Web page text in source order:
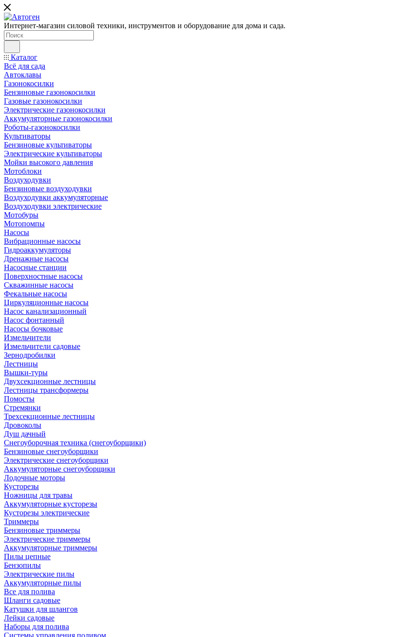
Интернет-магазин силовой техники, инструментов и оборудование для дома и сада.
Каталог
Всё для сада
Автоклавы
Газонокосилки
Бензиновые газонокосилки
Газовые газонокосилки
Электрические газонокосилки
Аккумуляторные газонокосилки
Роботы-газонокосилки
Культиваторы
Бензиновые культиваторы
Электрические культиваторы
Мойки высокого давления
Мотоблоки
Воздуходувки
Бензиновые воздуходувки
Воздуходувки аккумуляторные
Воздуходувки электрические
Мотобуры
Мотопомпы
Насосы
Вибрационные насосы
Гидроаккумуляторы
Дренажные насосы
Насосные станции
Поверхностные насосы
Скважинные насосы
Фекальные насосы
Циркуляционные насосы
Насос канализационный
Насос фонтанный
Насосы бочковые
Измельчители
Измельчители садовые
Зернодробилки
Лестницы
Вышки-туры
Двухсекционные лестницы
Лестницы трансформеры
Помосты
Стремянки
Трехсекционные лестницы
Дровоколы
Душ дачный
Снегоуборочная техника (снегоуборщики)
Бензиновые снегоуборщики
Электрические снегоуборщики
Аккумуляторные снегоуборщики
Лодочные моторы
Кусторезы
Ножницы для травы
Аккумуляторные кусторезы
Кусторезы электрические
Триммеры
Бензиновые триммеры
Электрические триммеры
Аккумуляторные триммеры
Пилы цепные
Бензопилы
Электрические пилы
Аккумуляторные пилы
Все для полива
Шланги садовые
Катушки для шлангов
Лейки садовые
Наборы для полива
Системы управления поливом